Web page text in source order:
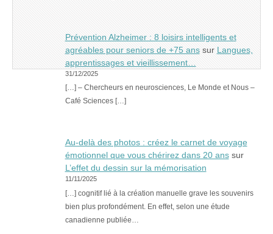
Prévention Alzheimer : 8 loisirs intelligents et
agréables pour seniors de +75 anssur Langues,
apprentissages et vieillissement…
31/12/2025
[…] – Chercheurs en neurosciences, Le Monde et Nous –
Café Sciences […]
Au-delà des photos : créez le carnet de voyage
émotionnel que vous chérirez dans 20 anssur
L’effet du dessin sur la mémorisation
11/11/2025
[…] cognitif lié à la création manuelle grave les souvenirs
bien plus profondément. En effet, selon une étude
canadienne publiée…